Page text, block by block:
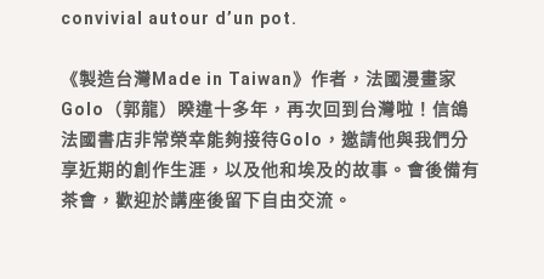
convivial autour d’un pot.
《製造台灣Made in Taiwan》作者，法國漫畫家
Golo（郭龍）睽違十多年，再次回到台灣啦！信鴿
法國書店非常榮幸能夠接待Golo，邀請他與我們分
享近期的創作生涯，以及他和埃及的故事。會後備有
茶會，歡迎於講座後留下自由交流。